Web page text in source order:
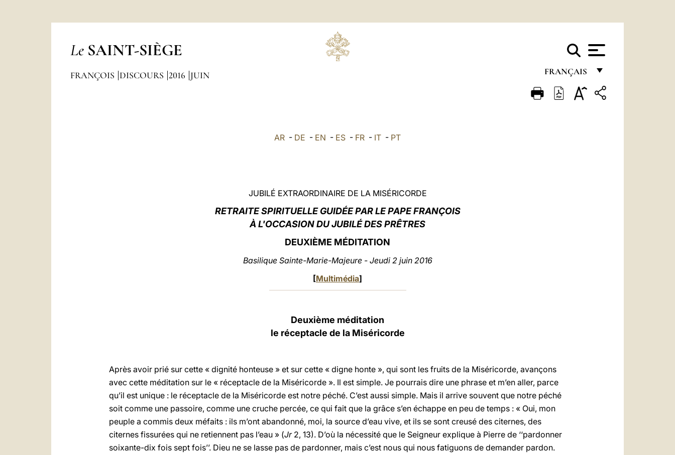
Le SAINT-SIÈGE
FRANÇAIS
FRANÇAIS
FRANÇOIS DISCOURS 2016 JUIN
AR - DE - EN - ES - FR - IT - PT
JUBILÉ EXTRAORDINAIRE DE LA MISÉRICORDE
RETRAITE SPIRITUELLE GUIDÉE PAR LE PAPE FRANÇOIS
À L'OCCASION DU JUBILÉ DES PRÊTRES
DEUXIÈME MÉDITATION
Basilique Sainte-Marie-Majeure - Jeudi 2 juin 2016
[Multimédia]
Deuxième méditation
le réceptacle de la Miséricorde
Après avoir prié sur cette « dignité honteuse » et sur cette « digne honte », qui sont les fruits de la Miséricorde, avançons
avec cette méditation sur le « réceptacle de la Miséricorde ». Il est simple. Je pourrais dire une phrase et m’en aller, parce
qu’il est unique : le réceptacle de la Miséricorde est notre péché. C’est aussi simple. Mais il arrive souvent que notre péché
soit comme une passoire, comme une cruche percée, ce qui fait que la grâce s’en échappe en peu de temps : « Oui, mon
peuple a commis deux méfaits : ils m’ont abandonné, moi, la source d’eau vive, et ils se sont creusé des citernes, des
citernes fissurées qui ne retiennent pas l’eau » (Jr2, 13). D’où la nécessité que le Seigneur explique à Pierre de ‘‘pardonner
soixante-dix fois sept fois’’. Dieu ne se lasse pas de pardonner, mais c’est nous qui nous fatiguons de demander pardon.